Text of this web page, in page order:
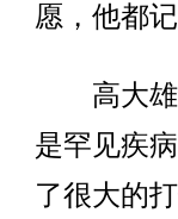
愿，他都
高大雄
是罕见疾
了很大的